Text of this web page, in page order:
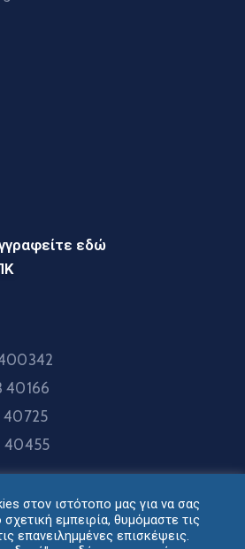
εδώ
40166
40725
40455
μας
στον ιστότοπο μας για να σας
εμπειρία, θυμόμαστε τις
επανειλημμένες επισκέψεις.